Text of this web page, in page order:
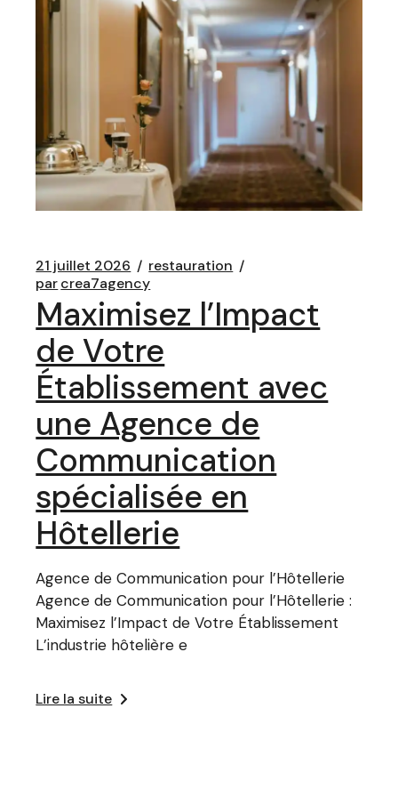
21 juillet 2026
restauration
parcrea7agency
Maximisez l’Impact
de Votre
Établissement avec
une Agence de
Communication
spécialisée en
Hôtellerie
Agence de Communication pour l’Hôtellerie
Agence de Communication pour l’Hôtellerie :
Maximisez l’Impact de Votre Établissement
L’industrie hôtelière e
Lire la suite